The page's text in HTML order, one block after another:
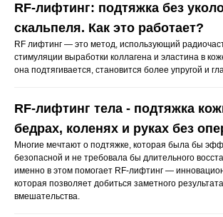
RF-лифтинг: подтяжка без
скальпеля. Как это работает?
RF лифтинг — это метод, использующий
стимуляции выработки коллагена и эластина в
она подтягивается, становится более упругой и
RF-лифтинг тела - подтяжка
бедрах, коленях и руках без
Многие мечтают о подтяжке, которая была бы
безопасной и не требовала бы длительного
именно в этом помогает RF-лифтинг —
которая позволяет добиться заметного
вмешательства.
Капельницы
Сахарная депиляция
Восковая эпиляция
Лазерная эпиляция Elite+
Массаж в соляной пещере
Обертывание